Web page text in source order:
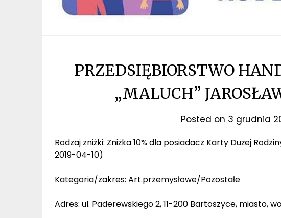
PRZEDSIĘBIORSTWO
„MALUCH”
Posted on 3 grudnia
Rodzaj zniżki: Zniżka 10% dla posiadacz Karty Dużej
2019-04-10)
Kategoria/zakres: Art.przemysłowe/Pozostałe
Adres: ul. Paderewskiego 2, 11-200 Bartoszyce, miasto,